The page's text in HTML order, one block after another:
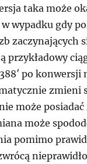
taka może
wypadku gdy
zaczynających
przykładowy
po konwersji
zmieni
może posiadać
może
pomimo